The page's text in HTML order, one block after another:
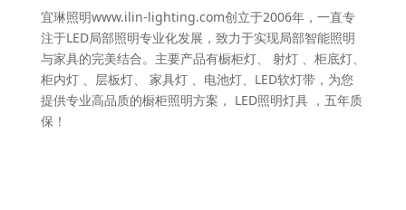
宜琳照明www.ilin-lighting.com创立于2006年，一直专
注于LED局部照明专业化发展，致力于实现局部智能照明
与家具的完美结合。主要产品有橱柜灯、 射灯 、柜底灯、
柜内灯 、层板灯、 家具灯 、电池灯、LED软灯带，为您
提供专业高品质的橱柜照明方案， LED照明灯具 ，五年质
保！